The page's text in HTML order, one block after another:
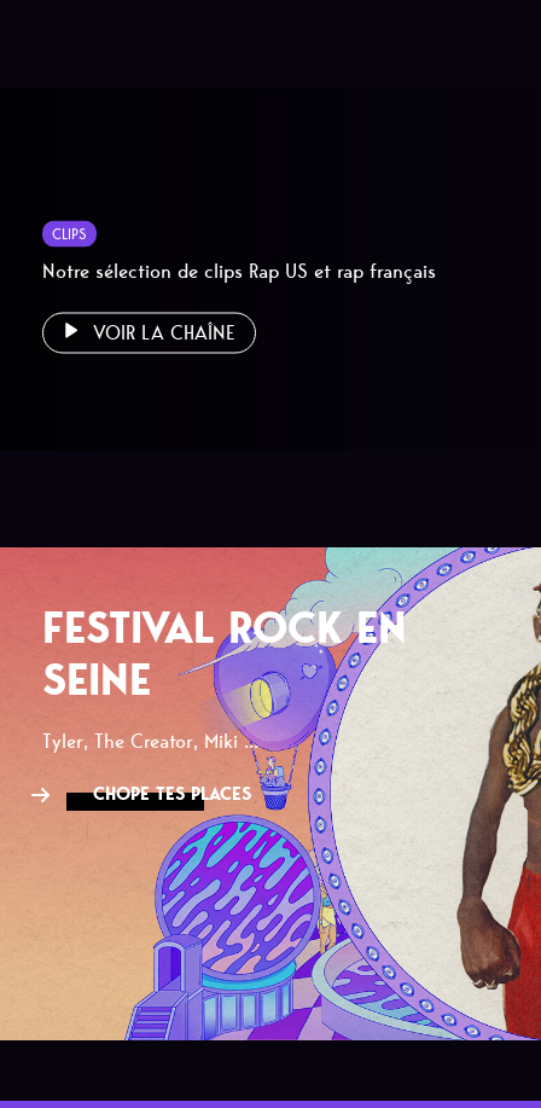
CLIPS
Notre sélection de clips Rap US et rap français
VOIR LA CHAÎNE
FESTIVAL ROCK EN
SEINE
Tyler, The Creator, Miki ...
CHOPE TES PLACES